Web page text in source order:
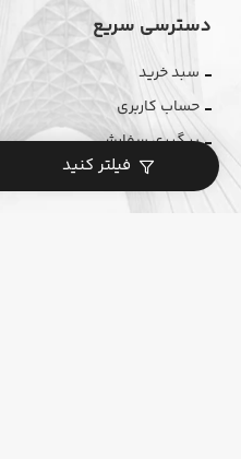
فیلتر کنید
دسترسی سریع
سبد خرید
حساب کاربری
پیگیری سفارش
مجله آنلاین